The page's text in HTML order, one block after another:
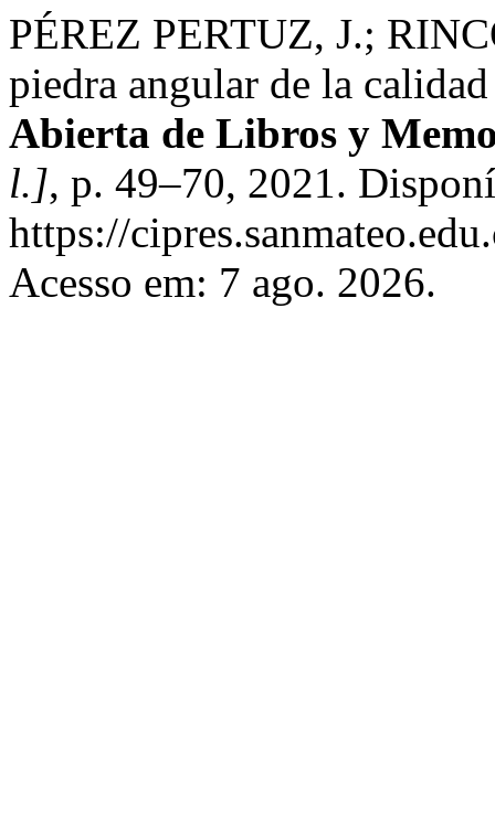
PÉREZ PERTUZ, J.;
piedra angular de la
Abierta de Libros y
l.], p. 49–70, 2021.
https://
Acesso em: 7 ago. 2026.